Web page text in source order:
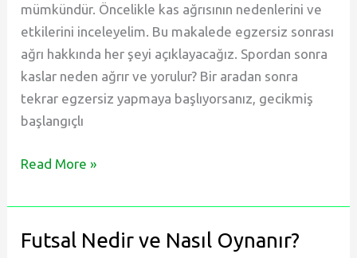
mümkündür. Öncelikle kas ağrısının nedenlerini ve
etkilerini inceleyelim. Bu makalede egzersiz sonrası
ağrı hakkında her şeyi açıklayacağız. Spordan sonra
kaslar neden ağrır ve yorulur? Bir aradan sonra
tekrar egzersiz yapmaya başlıyorsanız, gecikmiş
başlangıçlı
Spor
Kas
Ağrısı
Read More »
Futsal Nedir ve Nasıl Oynanır?